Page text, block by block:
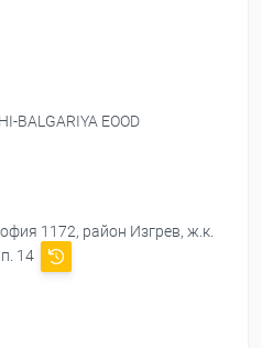
BALGARIYA EOOD
1172, район Изгрев, ж.к.
14